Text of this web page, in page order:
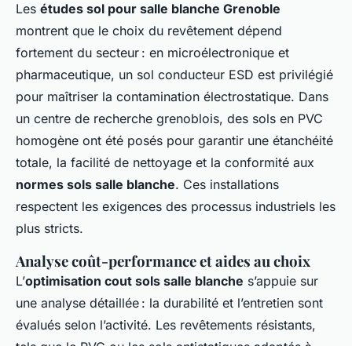
Les études sol pour salle blanche Grenoble
montrent que le choix du revêtement dépend
fortement du secteur : en microélectronique et
pharmaceutique, un sol conducteur ESD est privilégié
pour maîtriser la contamination électrostatique. Dans
un centre de recherche grenoblois, des sols en PVC
homogène ont été posés pour garantir une étanchéité
totale, la facilité de nettoyage et la conformité aux
normes sols salle blanche. Ces installations
respectent les exigences des processus industriels les
plus stricts.
Analyse coût-performance et aides au choix
L’optimisation cout sols salle blanche s’appuie sur
une analyse détaillée : la durabilité et l’entretien sont
évalués selon l’activité. Les revêtements résistants,